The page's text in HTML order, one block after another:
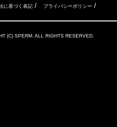
に基づく表記 / プライバシーポリシー /
(C) SPERM. ALL RIGHTS RESERVED.